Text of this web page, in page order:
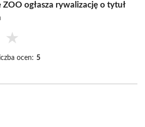
ogłasza rywalizację o tytuł
★
ocen: 5